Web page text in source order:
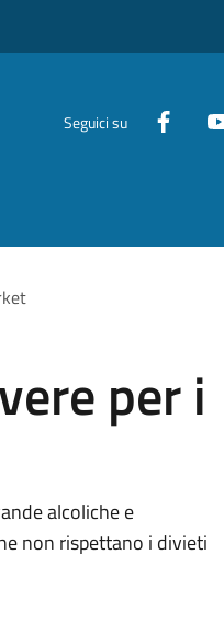
Seguici su
per i
alcoliche e
non rispettano i divieti